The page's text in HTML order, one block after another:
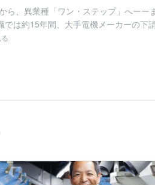
ら、異業種「ワン・ステップ」へーー
では約15年間、大手電機メーカーの下